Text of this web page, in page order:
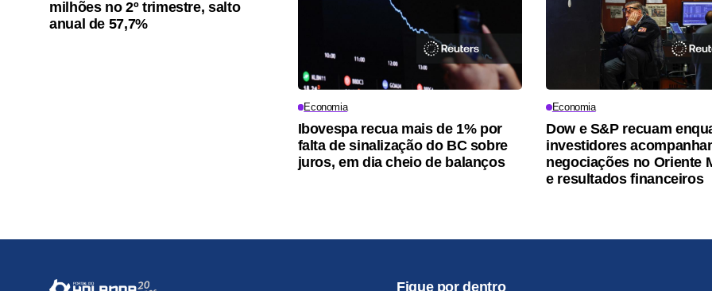
milhões no 2º trimestre, salto
anual de 57,7%
Economia
Ibovespa recua mais de 1% por
falta de sinalização do BC sobre
juros, em dia cheio de balanços
Economia
Dow e S&P recuam
investidores
negociações no Oriente
e resultados financeiros
Fique por dentro